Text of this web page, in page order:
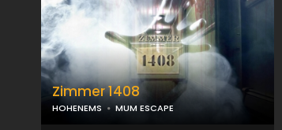
Zimmer 1408
HOHENEMS MUM ESCAPE